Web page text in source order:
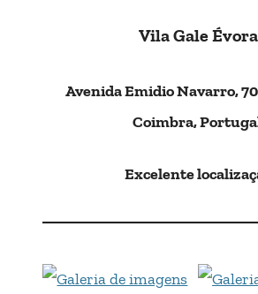
Vila Gale Évora
Avenida Emidio Navarro,
Coimbra,
Excelente